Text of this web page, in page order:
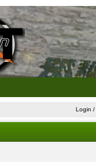
Login /